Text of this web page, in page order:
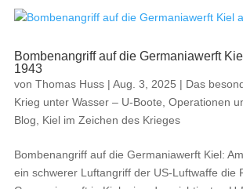
Bombenangriff auf die Germaniawerft
1943
von Thomas Huss| Aug. 3, 2025 | Das
Krieg unter Wasser – U-Boote, Operationen
Blog
Kiel im Zeichen des Krieges
Bombenangriff auf die Germaniawerft Kiel:
ein schwerer Luftangriff der US-Luftwaffe die